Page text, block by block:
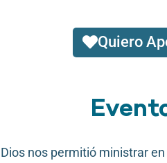
Quiero
nos permitió ministrar